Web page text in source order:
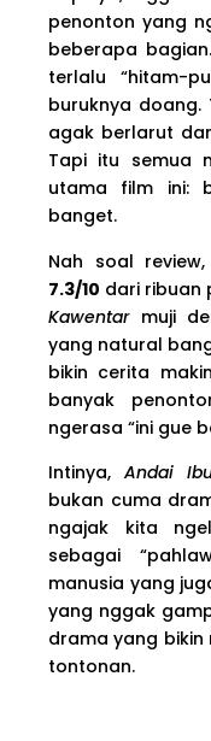
penonton yang
beberapa
terlalu “hitam-
buruknya
agak berlarut
Tapi itu semua
utama film ini:
banget.
Nah soal
7.3/10 dari ribuan
Kawentarmuji
yang natural
bikin cerita
banyak
ngerasa “ini gue
Intinya, Andai
bukan cuma
ngajak kita
sebagai
manusia yang
yang nggak
drama yang bikin
tontonan.